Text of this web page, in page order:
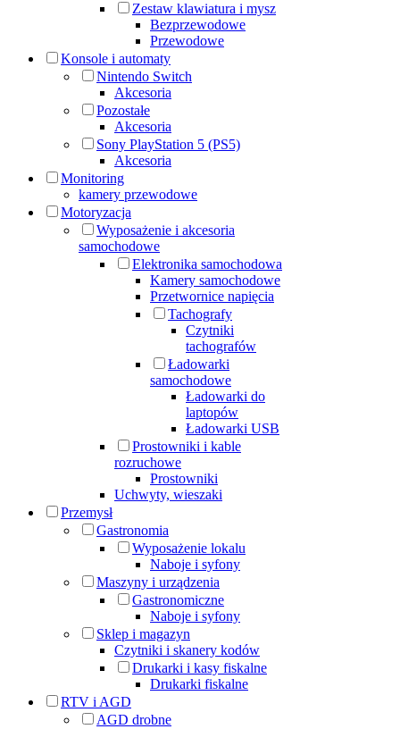
Zestaw klawiatura i mysz
Bezprzewodowe
Przewodowe
Konsole i automaty
Nintendo Switch
Akcesoria
Pozostałe
Akcesoria
Sony PlayStation 5 (PS5)
Akcesoria
Monitoring
kamery przewodowe
Motoryzacja
Wyposażenie i akcesoria
samochodowe
Elektronika samochodowa
Kamery samochodowe
Przetwornice napięcia
Tachografy
Czytniki
tachografów
Ładowarki
samochodowe
Ładowarki do
laptopów
Ładowarki USB
Prostowniki i kable
rozruchowe
Prostowniki
Uchwyty, wieszaki
Przemysł
Gastronomia
Wyposażenie lokalu
Naboje i syfony
Maszyny i urządzenia
Gastronomiczne
Naboje i syfony
Sklep i magazyn
Czytniki i skanery kodów
Drukarki i kasy fiskalne
Drukarki fiskalne
RTV i AGD
AGD drobne